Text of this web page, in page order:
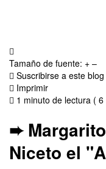
Tamaño de fuente: + –
Suscribirse a este blog
Imprimir
1 minuto de lectura ( 6
➨
Niceto el